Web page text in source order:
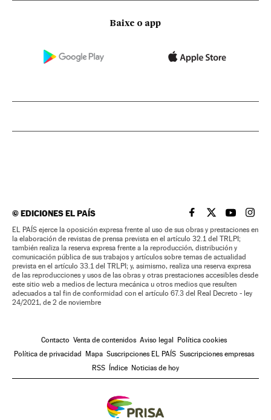
Baixe o app
©EDICIONES EL PAÍS EL PAÍS BRASIL EN
EL PAÍSEL PAÍS
EL
EL PAÍS ejerce la oposición expresa frente al uso de sus obras y prestaciones en
la elaboración de revistas de prensa prevista en el artículo 32.1 del TRLPI;
también realiza la reserva expresa frente a la reproducción, distribución y
comunicación pública de sus trabajos y artículos sobre temas de actualidad
prevista en el artículo 33.1 del TRLPI; y, asimismo, realiza una reserva expresa
de las reproducciones y usos de las obras y otras prestaciones accesibles desde
este sitio web a medios de lectura mecánica u otros medios que resulten
adecuados a tal fin de conformidad con el artículo 67.3 del Real Decreto - ley
24/2021, de 2 de noviembre
Contacto Venta de contenidos Aviso legal
Política cookies
Política de privacidad
Mapa Suscripciones EL PAÍS Suscripciones empresas
RSS
Índice Noticias de hoy